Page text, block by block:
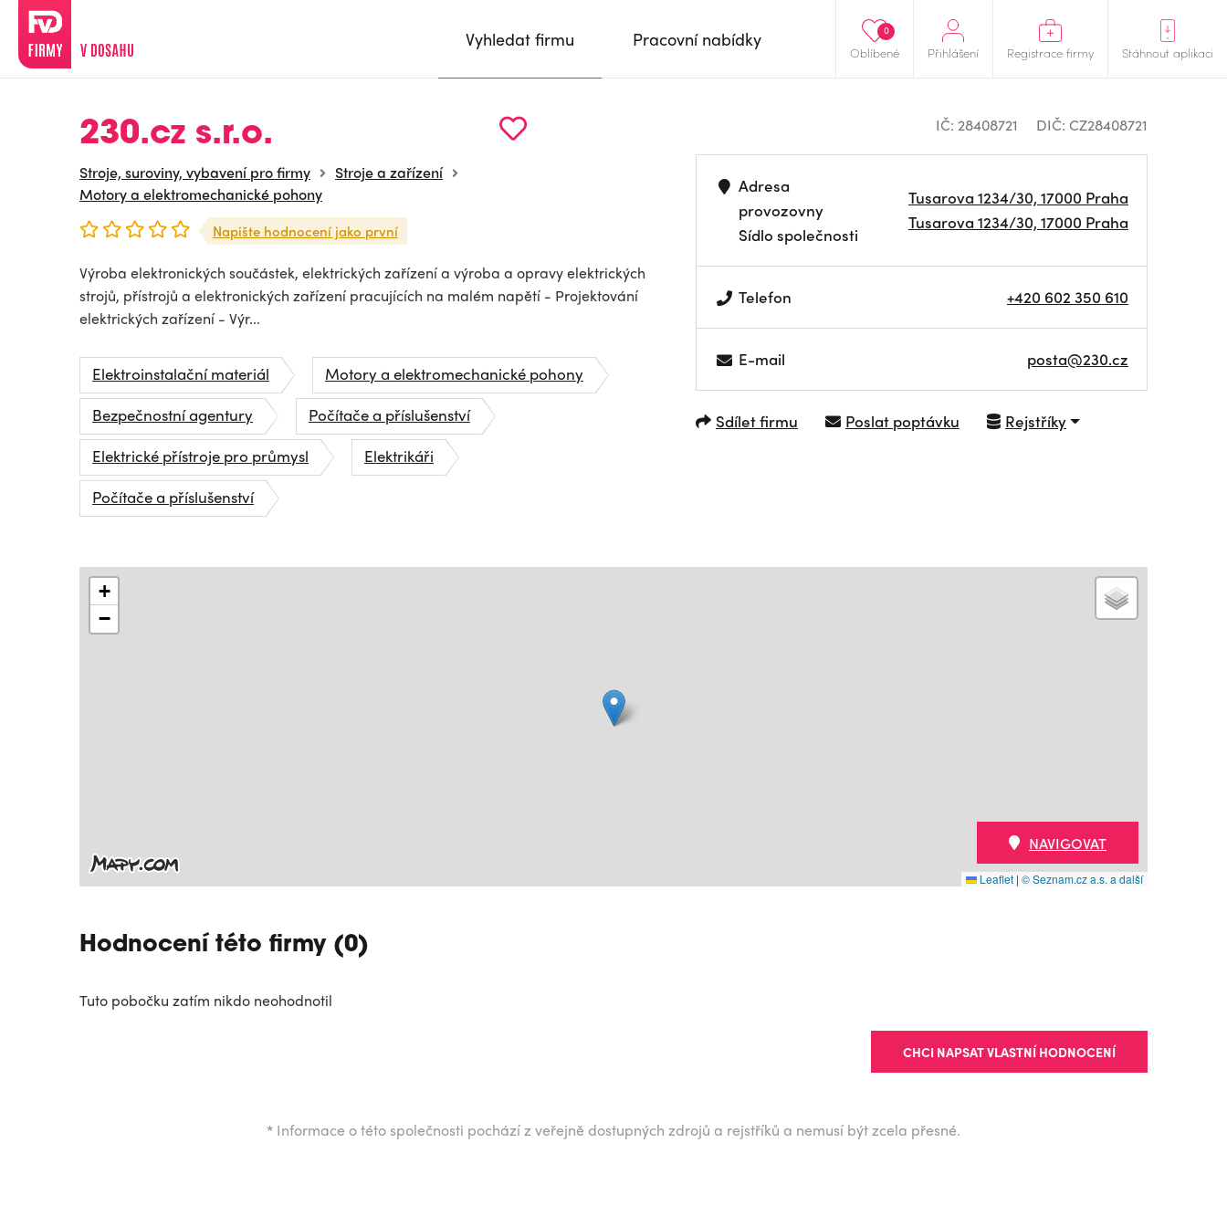
Oblíbené
0
Přihlášení Registrace firmy Stáhnout aplikaci
Vyhledat firmu Pracovní nabídky
230.cz s.r.o.
Stroje, suroviny, vybavení pro firmy
Stroje a zařízení
Motory a elektromechanické pohony
Napište hodnocení jako první
Výroba elektronických součástek, elektrických zařízení a výroba a opravy elektrických
strojů, přístrojů a elektronických zařízení pracujících na malém napětí - Projektování
elektrických zařízení - Výr...
Elektroinstalační materiál
Motory a elektromechanické pohony
Bezpečnostní agentury
Počítače a příslušenství
Elektrické přístroje pro průmysl
Elektrikáři
Počítače a příslušenství
IČ: 28408721 DIČ: CZ28408721
Adresa
provozovny
Sídlo společnosti
Tusarova 1234/30, 17000 Praha
Tusarova 1234/30, 17000 Praha
Telefon +420 602 350 610
E-mail posta@230.cz
Sdílet firmu Poslat poptávku Rejstříky
+
−
Leaflet | © Seznam.cz a.s. a další
NAVIGOVAT
Hodnocení této firmy (0)
Tuto pobočku zatím nikdo neohodnotil
CHCI NAPSAT VLASTNÍ HODNOCENÍ
* Informace o této společnosti pochází z veřejně dostupných zdrojů a rejstříků a nemusí být zcela přesné.